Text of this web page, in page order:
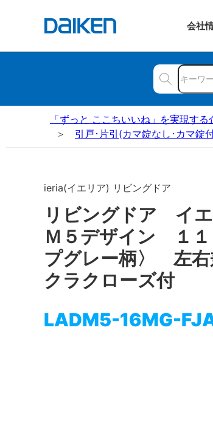
会社
「ずっと ここちいいね」を実現す
引戸･片引(カマ錠なし･カマ錠
ieria(イエリア) リビングドア
リビングドア イ
Ｍ５デザイン １
プグレー柄〉 左
クラクローズ付
LADM5-16MG-